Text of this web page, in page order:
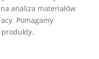
analiza materiałów
Pomagamy